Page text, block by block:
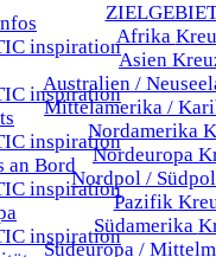
Afrika
Asien
Australien /
Mittelamerika /
Nordamerika
Nordeuropa
Nordpol / Südpol
Pazifik
Südamerika
Südeuropa /
inspiration
inspiration
inspiration
an Bord
inspiration
inspiration